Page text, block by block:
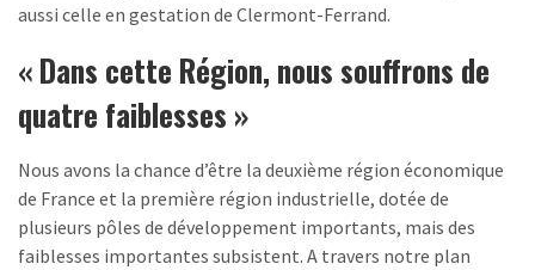
aussi celle en gestation de Clermont-Ferrand.
« Dans cette Région, nous souffrons de
quatre faiblesses »
Nous avons la chance d’être la deuxième région économique
de France et la première région industrielle, dotée de
plusieurs pôles de développement importants, mais des
faiblesses importantes subsistent. A travers notre plan